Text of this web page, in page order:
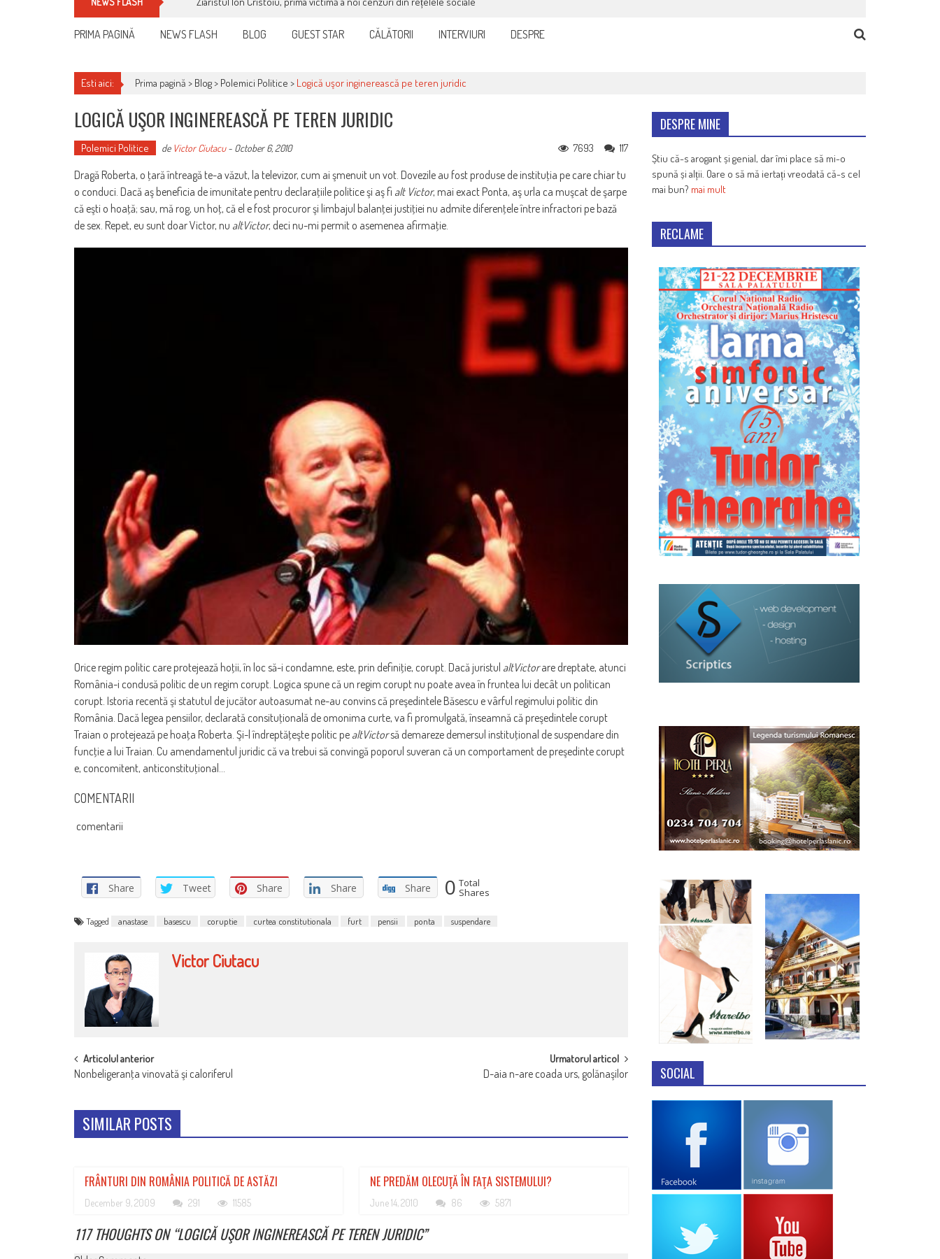
PRIMA PAGINĂ NEWS FLASH BLOG GUEST STAR CĂLĂTORII INTERVIURI DESPRE
Esti aici: Prima pagină > Blog> Polemici Politice > Logică uşor inginerească pe teren juridic
LOGICĂ UŞOR INGINEREASCĂ PE TEREN JURIDIC
Polemici Politice de Victor Ciutacu- October 6, 2010 117
7693
Dragă Roberta, o ţară întreagă te-a văzut, la televizor, cum ai şmenuit un vot. Dovezile au fost produse de instituţia pe care chiar tu
o conduci. Dacă aş beneficia de imunitate pentru declaraţiile politice şi aş fi alt Victor, mai exact Ponta, aş urla ca muşcat de şarpe
că eşti o hoaţă; sau, mă rog, un hoţ, că el e fost procuror şi limbajul balanţei justiţiei nu admite diferenţele între infractori pe bază
de sex. Repet, eu sunt doar Victor, nu altVictor, deci nu-mi permit o asemenea afirmaţie.
Orice regim politic care protejează hoţii, în loc să-i condamne, este, prin definiţie, corupt. Dacă juristul altVictorare dreptate, atunci
România-i condusă politic de un regim corupt. Logica spune că un regim corupt nu poate avea în fruntea lui decât un politican
corupt. Istoria recentă şi statutul de jucător autoasumat ne-au convins că preşedintele Băsescu e vârful regimului politic din
România. Dacă legea pensiilor, declarată consituţională de omonima curte, va fi promulgată, înseamnă că preşedintele corupt
Traian o protejează pe hoaţa Roberta. Şi-l îndreptăţeşte politic pe altVictorsă demareze demersul instituţional de suspendare din
funcţie a lui Traian. Cu amendamentul juridic că va trebui să convingă poporul suveran că un comportament de preşedinte corupt
e, concomitent, anticonstituţional…
COMENTARII
comentarii
Share Tweet Share Share Share 0 Total
Shares
Tagged anastase basescu coruptie curtea constitutionala furt pensii ponta suspendare
Victor Ciutacu
POST
NAVIGATION
Articolul anterior
Nonbeligeranţa vinovată şi caloriferul
Urmatorul articol
D-aia n-are coada urs, golănaşilor
SIMILAR POSTS
FRÂNTURI DIN ROMÂNIA POLITICĂ DE ASTĂZI
December 9, 2009 291 11585
NE PREDĂM OLECUŢĂ ÎN FAŢA SISTEMULUI?
June 14, 2010 86 5871
117 THOUGHTS ON “LOGICĂ UŞOR INGINEREASCĂ PE TEREN JURIDIC”
DESPRE MINE
Știu că-s arogant și genial, dar îmi place să mi-o
spună și alții. Oare o să mă iertați vreodată că-s cel
mai bun? mai mult
RECLAME
SOCIAL